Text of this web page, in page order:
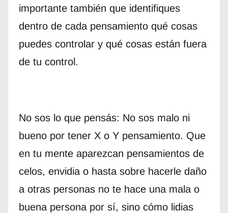
importante también que identifiques
dentro de cada pensamiento qué cosas
puedes controlar y qué cosas están fuera
de tu control.
No sos lo que pensás: No sos malo ni
bueno por tener X o Y pensamiento. Que
en tu mente aparezcan pensamientos de
celos, envidia o hasta sobre hacerle daño
a otras personas no te hace una mala o
buena persona por sí, sino cómo lidias